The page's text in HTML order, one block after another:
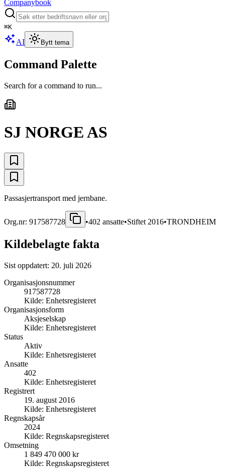
Companybook
⌘K
AI Bytt tema
Command Palette
Search for a command to run...
SJ NORGE AS
Passasjertransport med jernbane.
Org.nr: 917587728 •402 ansatte•Stiftet 2016•TRONDHEIM
Kildebelagte fakta
Sist oppdatert: 20. juli 2026
Organisasjonsnummer
917587728
Kilde: Enhetsregisteret
Organisasjonsform
Aksjeselskap
Kilde: Enhetsregisteret
Status
Aktiv
Kilde: Enhetsregisteret
Ansatte
402
Kilde: Enhetsregisteret
Registrert
19. august 2016
Kilde: Enhetsregisteret
Regnskapsår
2024
Kilde: Regnskapsregisteret
Omsetning
1 849 470 000 kr
Kilde: Regnskapsregisteret